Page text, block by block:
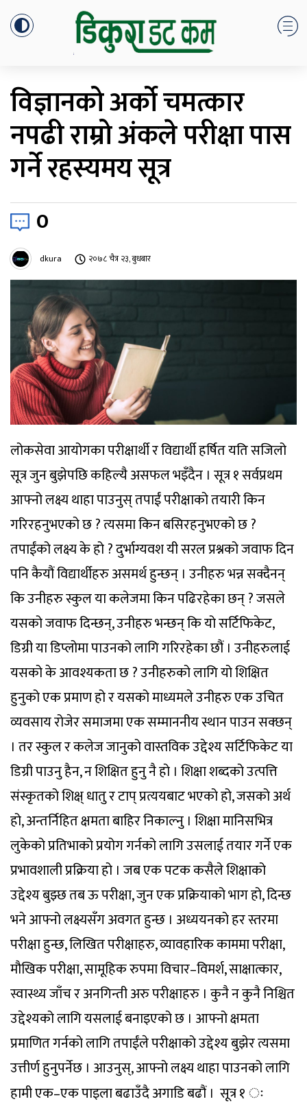
विज्ञानको अर्को चमत्कार
नपढी राम्रो अंकले परीक्षा पास
गर्ने रहस्यमय सूत्र
0
dkura २०७८ चैत्र २३, बुधबार
लोकसेवा आयोगका परीक्षार्थी र विद्यार्थी हर्षित यति सजिलो
सूत्र जुन बुझेपछि कहिल्यै असफल भइँदैन । सूत्र १ सर्वप्रथम
आफ्नो लक्ष्य थाहा पाउनुस् तपाईं परीक्षाको तयारी किन
गरिरहनुभएको छ ? त्यसमा किन बसिरहनुभएको छ ?
तपाईंको लक्ष्य के हो ? दुर्भाग्यवश यी सरल प्रश्नको जवाफ दिन
पनि कैयौं विद्यार्थीहरु असमर्थ हुन्छन् । उनीहरु भन्न सक्दैनन्
कि उनीहरु स्कुल या कलेजमा किन पढिरहेका छन् ? जसले
यसको जवाफ दिन्छन्, उनीहरु भन्छन् कि यो सर्टिफिकेट,
डिग्री या डिप्लोमा पाउनको लागि गरिरहेका छौं । उनीहरुलाई
यसको के आवश्यकता छ ? उनीहरुको लागि यो शिक्षित
हुनुको एक प्रमाण हो र यसको माध्यमले उनीहरु एक उचित
व्यवसाय रोजेर समाजमा एक सम्माननीय स्थान पाउन सक्छन्
। तर स्कुल र कलेज जानुको वास्तविक उद्देश्य सर्टिफिकेट या
डिग्री पाउनु हैन, न शिक्षित हुनु नै हो । शिक्षा शब्दको उत्पत्ति
संस्कृतको शिक्ष् धातु र टाप् प्रत्ययबाट भएको हो, जसको अर्थ
हो, अन्तर्निहित क्षमता बाहिर निकाल्नु । शिक्षा मानिसभित्र
लुकेको प्रतिभाको प्रयोग गर्नको लागि उसलाई तयार गर्ने एक
प्रभावशाली प्रक्रिया हो । जब एक पटक कसैले शिक्षाको
उद्देश्य बुझ्छ तब ऊ परीक्षा, जुन एक प्रक्रियाको भाग हो, दिन्छ
भने आफ्नो लक्ष्यसँग अवगत हुन्छ । अध्ययनको हर स्तरमा
परीक्षा हुन्छ, लिखित परीक्षाहरु, व्यावहारिक काममा परीक्षा,
मौखिक परीक्षा, सामूहिक रुपमा विचार–विमर्श, साक्षात्कार,
स्वास्थ्य जाँच र अनगिन्ती अरु परीक्षाहरु । कुनै न कुनै निश्चित
उद्देश्यको लागि यसलाई बनाइएको छ । आफ्नो क्षमता
प्रमाणित गर्नको लागि तपाईंले परीक्षाको उद्देश्य बुझेर त्यसमा
उत्तीर्ण हुनुपर्नेछ । आउनुस्, आफ्नो लक्ष्य थाहा पाउनको लागि
हामी एक–एक पाइला बढाउँदै अगाडि बढौं । सूत्र १ ः